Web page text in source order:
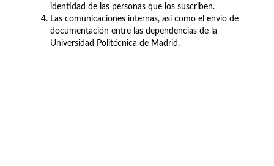
identidad de las personas que los suscriben.
Las comunicaciones internas, así como el envío de
documentación entre las dependencias de la
Universidad Politécnica de Madrid.